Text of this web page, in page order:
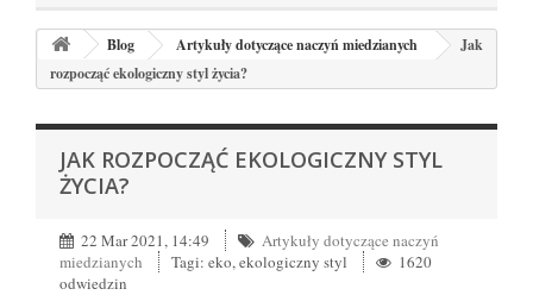
Blog Artykuły dotyczące naczyń miedzianych
Jak
rozpocząć ekologiczny styl życia?
JAK ROZPOCZĄĆ EKOLOGICZNY STYL
ŻYCIA?
22 Mar 2021, 14:49
Artykuły dotyczące naczyń
miedzianych
Tagi: eko, ekologiczny styl
1620
odwiedzin